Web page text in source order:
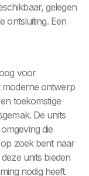
gelegen
ontsluiting. Een
voor
moderne ontwerp
toekomstige
De units
die
zoek bent naar
units bieden
nodig heeft.